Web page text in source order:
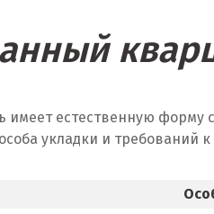
естественную форму
укладки и требований